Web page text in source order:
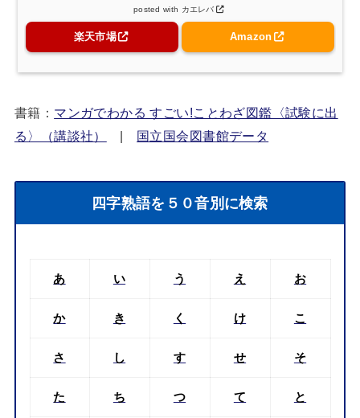
posted with カエレバ
楽天市場 Amazon
書籍： マンガでわかる すごい!ことわざ図鑑〈試験に出
る〉（講談社）
| 国立国会図書館データ
四字熟語を５０音別に検索
あ い う え お
か き く け こ
さ し す せ そ
た ち つ て と